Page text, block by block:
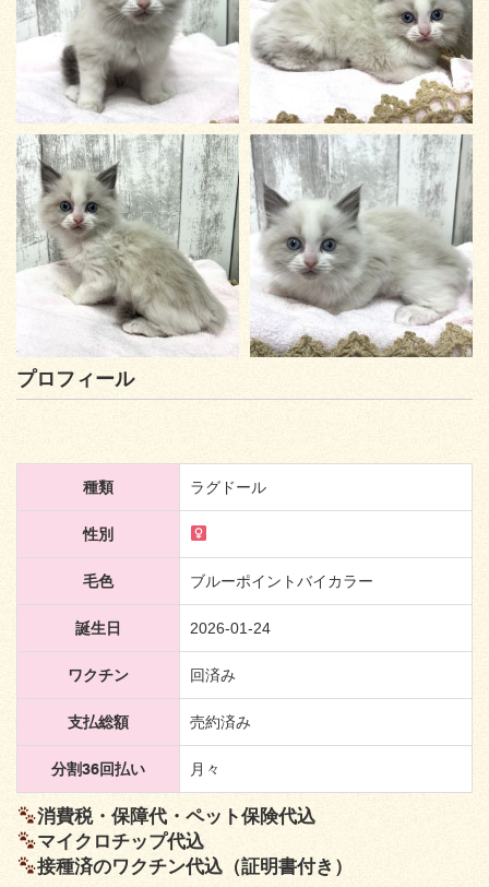
プロフィール
種類 ラグドール
性別
毛色 ブルーポイントバイカラー
誕生日 2026-01-24
ワクチン 回済み
支払総額 売約済み
分割36回払い 月々
消費税・保障代・ペット保険代込
マイクロチップ代込
接種済のワクチン代込（証明書付き）